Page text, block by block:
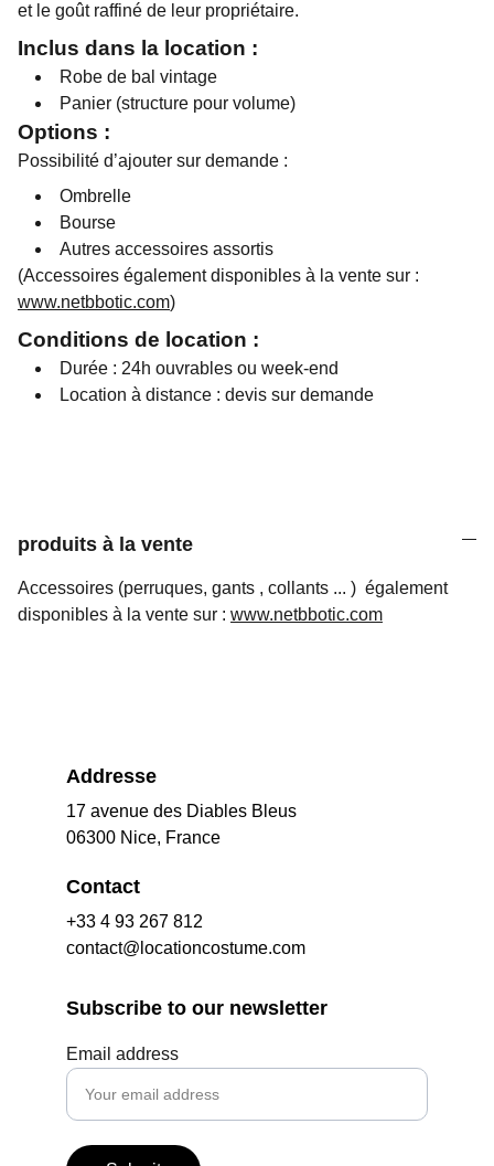
et le goût raffiné de leur propriétaire.
Inclus dans la location :
Robe de bal vintage
Panier (structure pour volume)
Options :
Possibilité d’ajouter sur demande :
Ombrelle
Bourse
Autres accessoires assortis
(Accessoires également disponibles à la vente sur :
www.netbbotic.com)
Conditions de location :
Durée : 24h ouvrables ou week-end
Location à distance : devis sur demande
produits à la vente
Accessoires (perruques, gants , collants ... ) également
disponibles à la vente sur : www.netbbotic.com
Addresse
17 avenue des Diables Bleus
06300 Nice, France
Contact
+33 4 93 267 812
contact@locationcostume.com
Subscribe to our newsletter
Email address